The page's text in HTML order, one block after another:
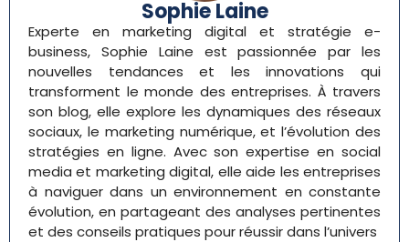
Sophie Laine
Experte en marketing digital et stratégie e-
business, Sophie Laine est passionnée par les
nouvelles tendances et les innovations qui
transforment le monde des entreprises. À travers
son blog, elle explore les dynamiques des réseaux
sociaux, le marketing numérique, et l’évolution des
stratégies en ligne. Avec son expertise en social
media et marketing digital, elle aide les entreprises
à naviguer dans un environnement en constante
évolution, en partageant des analyses pertinentes
et des conseils pratiques pour réussir dans l’univers